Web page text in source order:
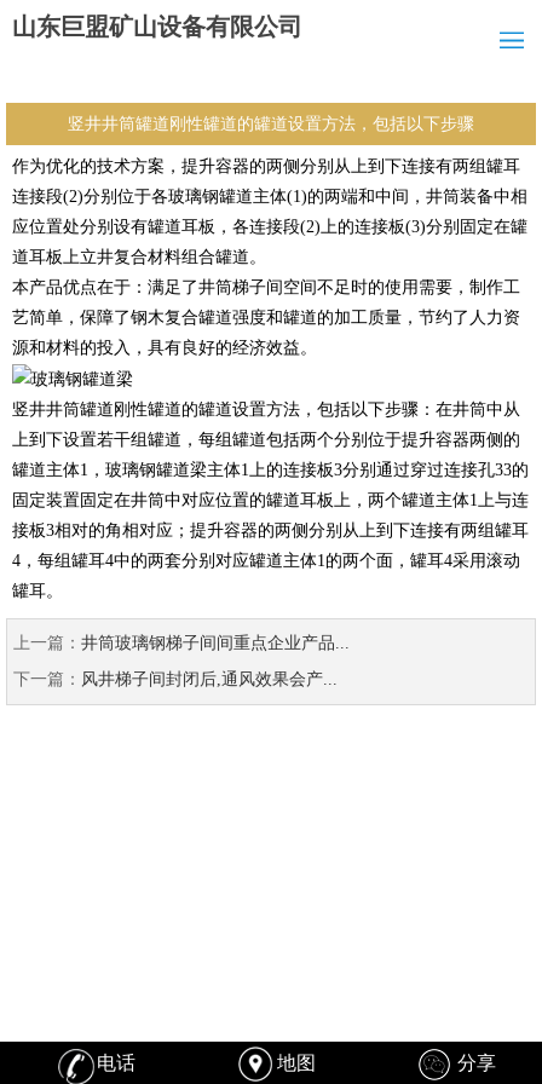
山东巨盟矿山设备有限公司
竖井井筒罐道刚性罐道的罐道设置方法，包括以下步骤
作为优化的技术方案，提升容器的两侧分别从上到下连接有两组罐耳
连接段(2)分别位于各玻璃钢罐道主体(1)的两端和中间，井筒装备中相
应位置处分别设有罐道耳板，各连接段(2)上的连接板(3)分别固定在罐
道耳板上立井复合材料组合罐道。
本产品优点在于：满足了井筒梯子间空间不足时的使用需要，制作工
艺简单，保障了钢木复合罐道强度和罐道的加工质量，节约了人力资
源和材料的投入，具有良好的经济效益。
竖井井筒罐道刚性罐道的罐道设置方法，包括以下步骤：在井筒中从
上到下设置若干组罐道，每组罐道包括两个分别位于提升容器两侧的
罐道主体1，玻璃钢罐道梁主体1上的连接板3分别通过穿过连接孔33的
固定装置固定在井筒中对应位置的罐道耳板上，两个罐道主体1上与连
接板3相对的角相对应；提升容器的两侧分别从上到下连接有两组罐耳
4，每组罐耳4中的两套分别对应罐道主体1的两个面，罐耳4采用滚动
罐耳。
上一篇： 井筒玻璃钢梯子间间重点企业产品...
下一篇： 风井梯子间封闭后,通风效果会产...
电话 地图 分享